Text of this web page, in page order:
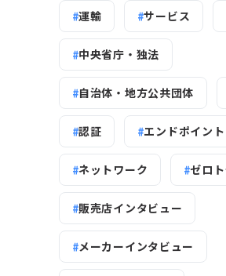
運輸 サービス
中央省庁・独法
自治体・地方公共団体
認証 エンドポイント
ネットワーク ゼロ
販売店インタビュー
メーカーインタビュー